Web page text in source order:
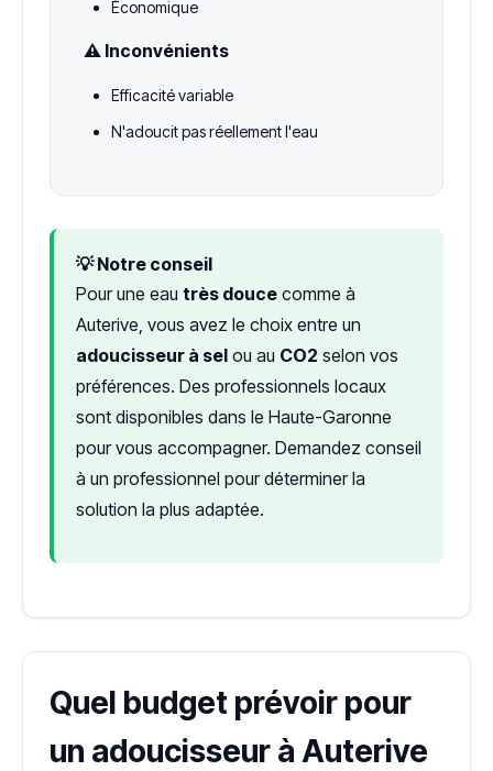
Économique
⚠️ Inconvénients
Efficacité variable
N'adoucit pas réellement l'eau
💡 Notre conseil
Pour une eau très douce comme à
Auterive, vous avez le choix entre un
adoucisseur à sel ou au CO2 selon vos
préférences. Des professionnels locaux
sont disponibles dans le Haute-Garonne
pour vous accompagner. Demandez conseil
à un professionnel pour déterminer la
solution la plus adaptée.
Quel budget prévoir pour
un adoucisseur à Auterive